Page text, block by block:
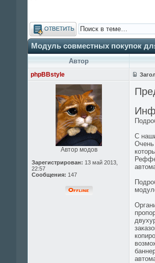
Ответить
Модуль совместных покупок
Автор
phpBBstyle
Автор модов
Зарегистрирован: 13 май 2013,
22:57
Сообщения: 147
С
Очень